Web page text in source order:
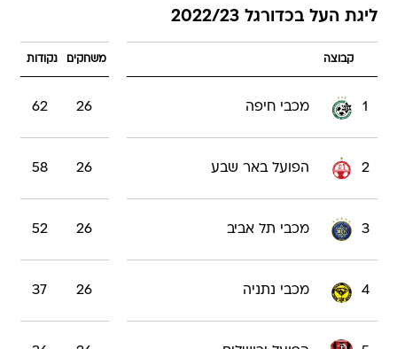
ליגת העל בכדורגל 2022/23
קבוצה משחקים נקודות
1 מכבי חיפה 26
62
2 הפועל באר שבע 26
58
3 מכבי תל אביב 26
52
4 מכבי נתניה 26
37